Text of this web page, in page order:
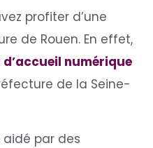
profiter d’une
de Rouen. En effet,
numérique
de la Seine-
aidé par des